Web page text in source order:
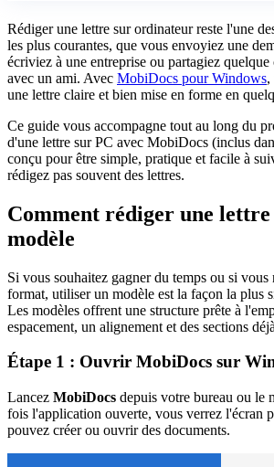
Rédiger une lettre sur ordinateur reste l'une
les plus courantes, que vous envoyiez une
écriviez à une entreprise ou partagiez quelque
avec un ami. Avec MobiDocs pour Windows,
une lettre claire et bien mise en forme en
Ce guide vous accompagne tout au long du
d'une lettre sur PC avec MobiDocs (inclus
conçu pour être simple, pratique et facile à
rédigez pas souvent des lettres.
Comment rédiger une
modèle
Si vous souhaitez gagner du temps ou si vous
format, utiliser un modèle est la façon la plus
Les modèles offrent une structure prête à
espacement, un alignement et des sections
Étape 1 : Ouvrir MobiDocs sur
Lancez MobiDocs depuis votre bureau ou le
fois l'application ouverte, vous verrez l'écran
pouvez créer ou ouvrir des documents.